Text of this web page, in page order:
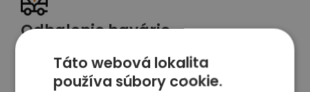
Odhalenie havárie
všetkých častiach vozidla zistíme, či je lak
originálny alebo novo nanesený.
Táto webová lokalita
používa súbory cookie.